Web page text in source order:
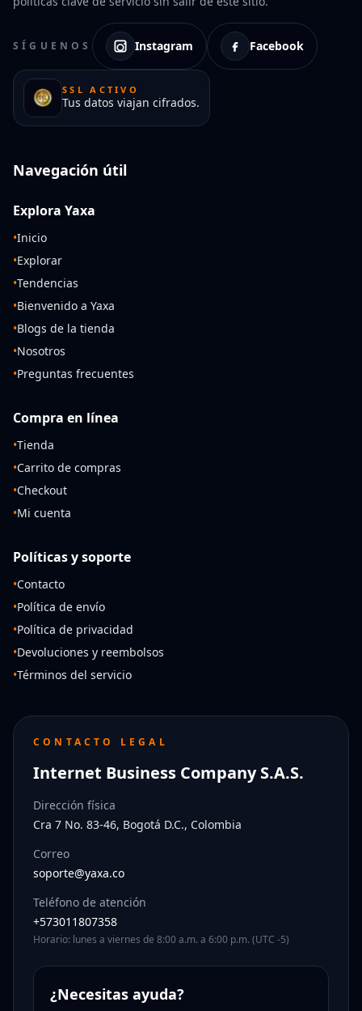
SÍGUENOS Instagram Facebook
SSL ACTIVO
Tus datos viajan cifrados.
Navegación útil
Explora Yaxa
•Inicio
•Explorar
•Tendencias
•Bienvenido a Yaxa
•Blogs de la tienda
•Nosotros
•Preguntas frecuentes
Compra en línea
•Tienda
•Carrito de compras
•Checkout
•Mi cuenta
Políticas y soporte
•Contacto
•Política de envío
•Política de privacidad
•Devoluciones y reembolsos
•Términos del servicio
CONTACTO LEGAL
Internet Business Company S.A.S.
Dirección física
Cra 7 No. 83-46, Bogotá D.C., Colombia
Correo
soporte@yaxa.co
Teléfono de atención
+573011807358
Horario: lunes a viernes de 8:00 a.m. a 6:00 p.m. (UTC -5)
¿Necesitas ayuda?